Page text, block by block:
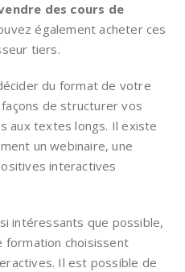
des cours de
également acheter ces
tiers.
du format de votre
de structurer vos
aux textes longs. Il existe
un webinaire, une
interactives
intéressants que possible,
formation choisissent
Il est possible de